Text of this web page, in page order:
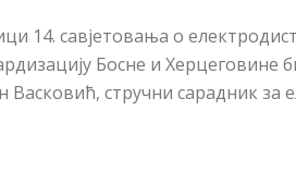
14. савјетовања о
Босне и Херцеговине
стручни сарадник за